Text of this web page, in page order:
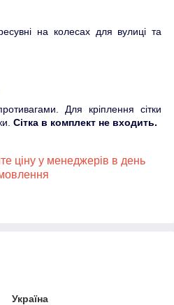
на колесах для вулиці та
Для кріплення сітки
Сітка в комплект не входить.
ціну у менеджерів в день
Україна